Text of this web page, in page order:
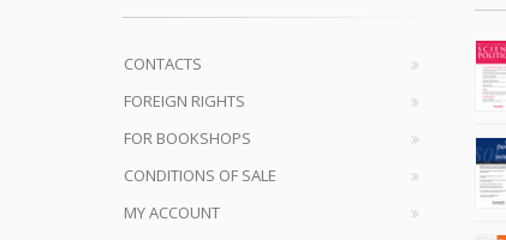
CONTACTS
FOREIGN RIGHTS
FOR BOOKSHOPS
CONDITIONS OF SALE
MY ACCOUNT